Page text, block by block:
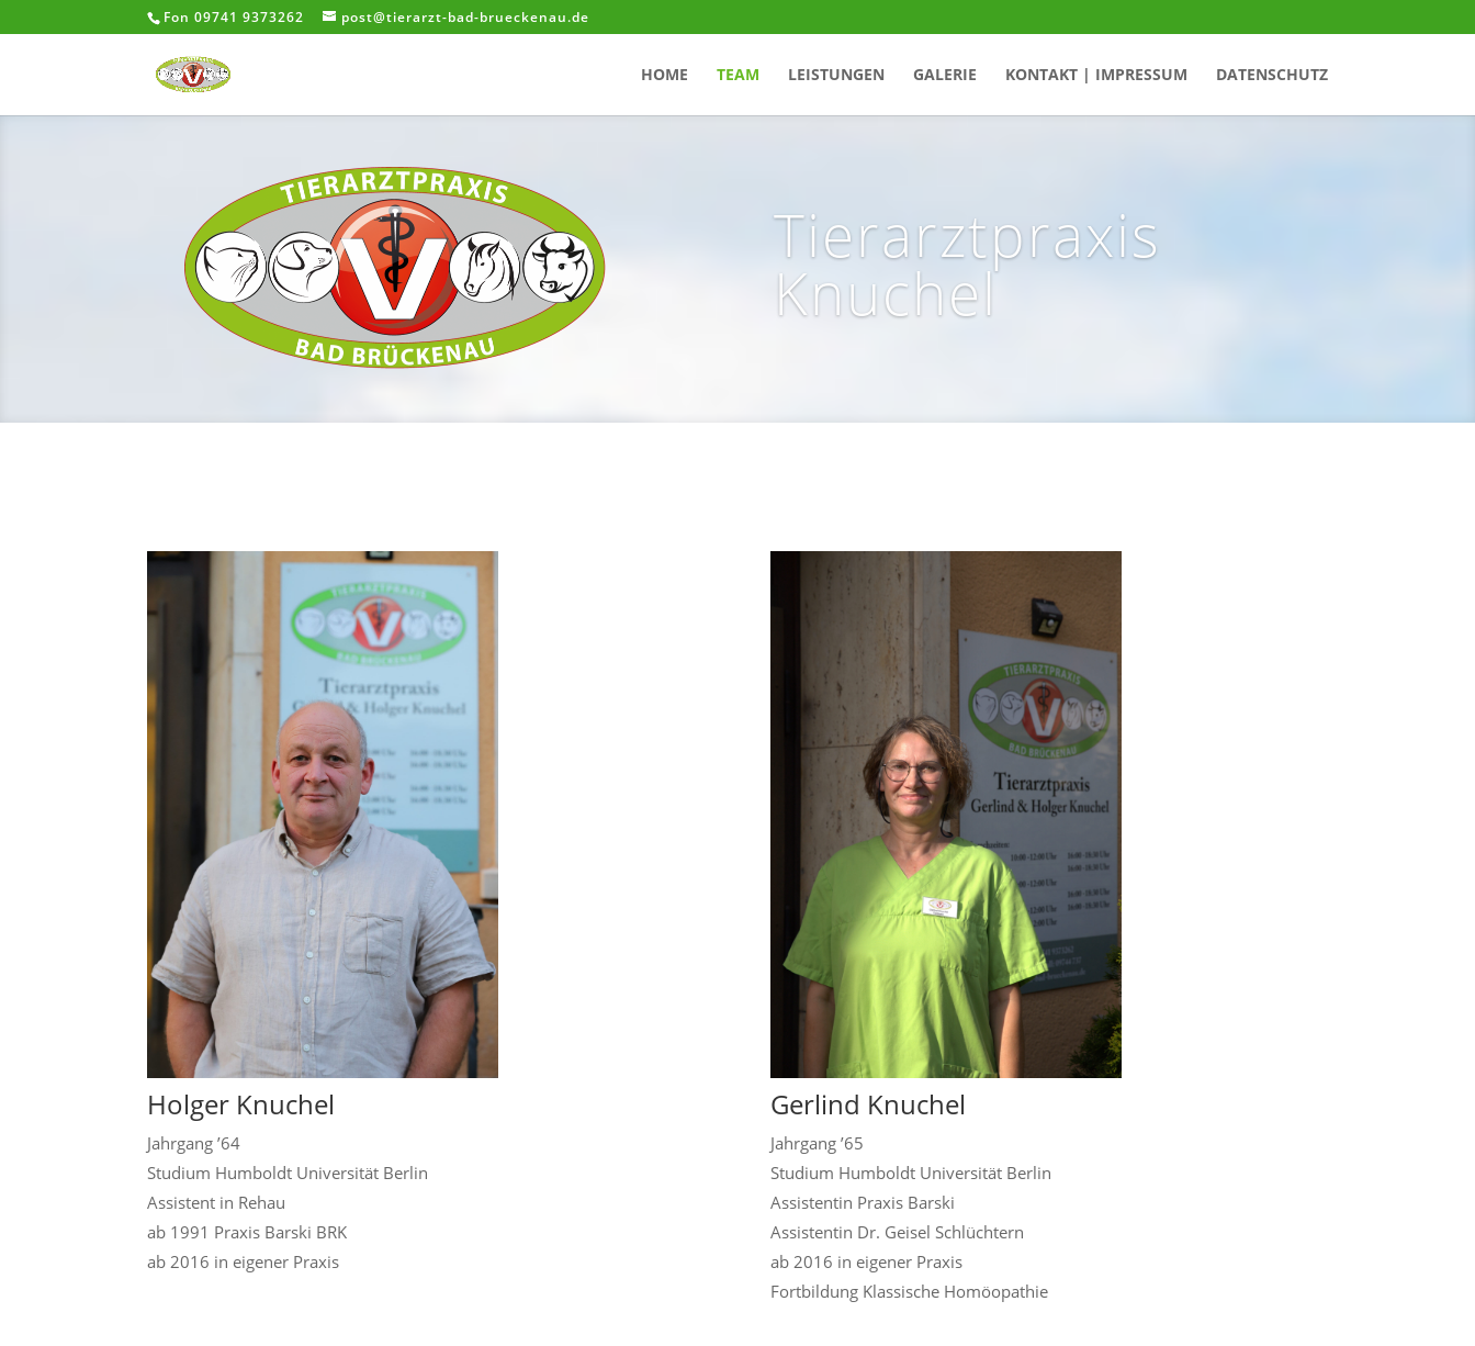
Fon 09741 9373262 post@tierarzt-bad-brueckenau.de
HOME TEAM LEISTUNGEN GALERIE KONTAKT | IMPRESSUM DATENSCHUTZ
Tierarztpraxis
Knuchel
Holger Knuchel
Jahrgang ’64
Studium Humboldt Universität Berlin
Assistent in Rehau
ab 1991 Praxis Barski BRK
ab 2016 in eigener Praxis
Gerlind Knuchel
Jahrgang ’65
Studium Humboldt Universität Berlin
Assistentin Praxis Barski
Assistentin Dr. Geisel Schlüchtern
ab 2016 in eigener Praxis
Fortbildung Klassische Homöopathie